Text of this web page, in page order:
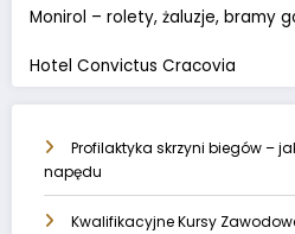
Monirol – rolety, żaluzje, bramy
Hotel Convictus Cracovia
Profilaktyka skrzyni biegów –
napędu
Kwalifikacyjne Kursy